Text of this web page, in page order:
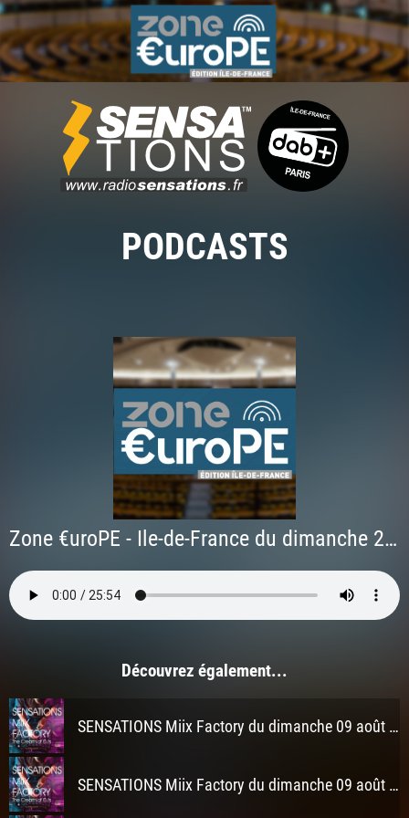
PODCASTS
Zone €uroPE - Ile-de-France du dimanche 28 avril 2024
Découvrez également...
SENSATIONS Miix Factory du dimanche 09 août 2026 à 3h
SENSATIONS Miix Factory du dimanche 09 août 2026 à 2h